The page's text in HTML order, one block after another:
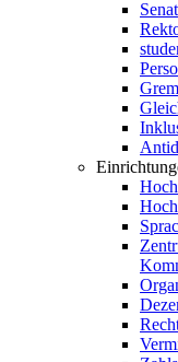
Senat